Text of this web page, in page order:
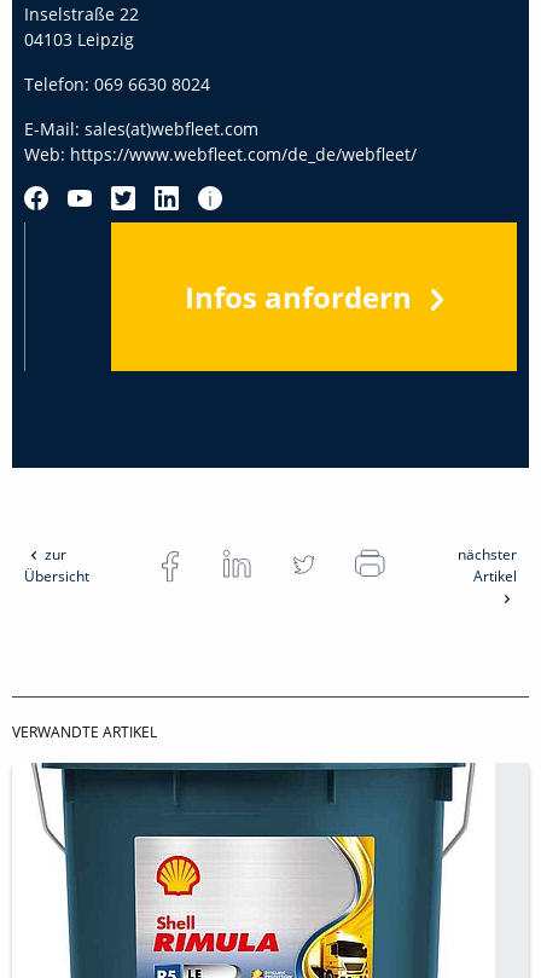
Inselstraße 22
04103 Leipzig
Telefon: 069 6630 8024
E-Mail: sales(at)webfleet.com
Web: https://www.webfleet.com/de_de/webfleet/
Infos anfordern
zur
Übersicht
nächster
Artikel
VERWANDTE ARTIKEL